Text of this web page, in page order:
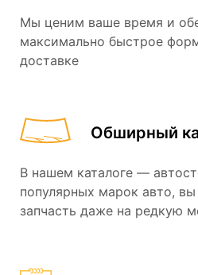
Мы ценим ваше время и
максимально быстрое
доставке
Обширный
В нашем каталоге —
популярных марок авто,
запчасть даже на редкую